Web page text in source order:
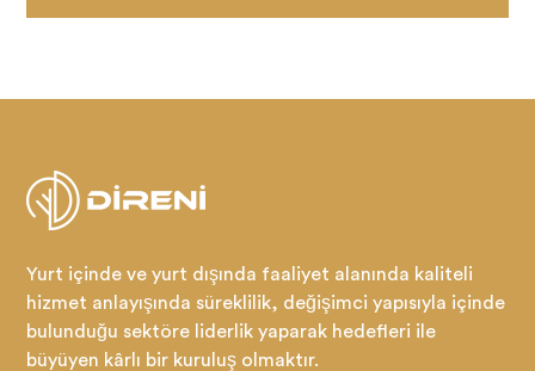
Yurt içinde ve yurt dışında faaliyet alanında kaliteli
hizmet anlayışında süreklilik, değişimci yapısıyla içinde
bulunduğu sektöre liderlik yaparak hedefleri ile
büyüyen kârlı bir kuruluş olmaktır.